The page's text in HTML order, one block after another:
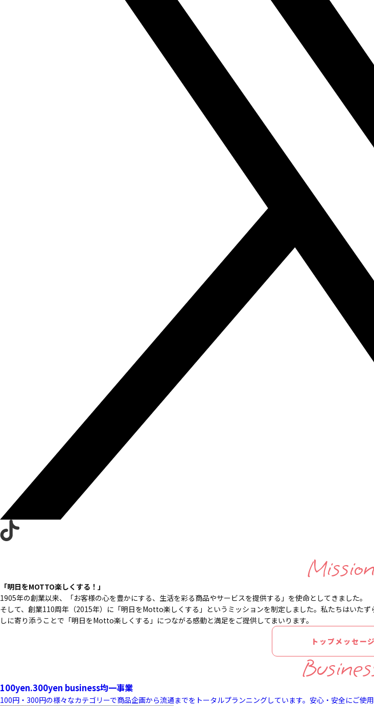
「明日をMOTTO楽しくする！」
1905年の創業以来、
「お客様の心を豊かにする、 生活を彩る商品やサービスを提供する」を使命としてきました。
そして、創業110周年（2015年）に 「明日をMotto楽しくする」という ミッションを制定しました。 私たちはいたず
しに寄り添うことで 「明日をMotto楽しくする」につながる感動と満足をご提供してまいります。
トップメッセージ
100yen.300yen business均一事業
100円・300円の様々なカテゴリーで商品企画から流通までをトータルプランニングしています。安心・安全にご使